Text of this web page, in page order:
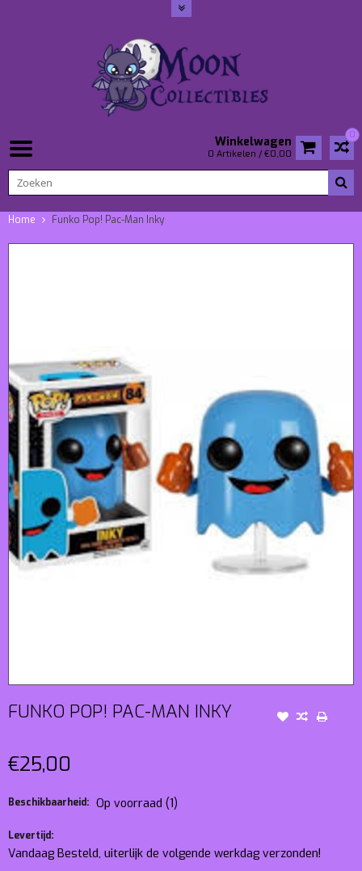
0
Winkelwagen
0 Artikelen / €0,00
Home Funko Pop! Pac-Man Inky
FUNKO POP! PAC-MAN INKY
€25,00
Beschikbaarheid: Op voorraad (1)
Levertijd:
Vandaag Besteld, uiterlijk de volgende werkdag verzonden!